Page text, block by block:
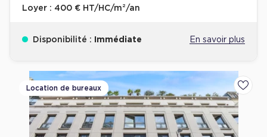
Loyer : 400 € HT/HC/m²/an
Disponibilité : Immédiate En savoir plus
Location de bureaux